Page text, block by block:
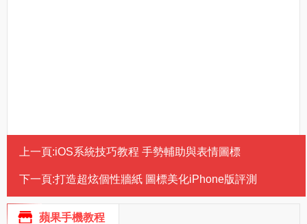
上一頁:iOS系統技巧教程 手勢輔助與表情圖標
下一頁:打造超炫個性牆紙 圖標美化iPhone版評測
蘋果手機教程